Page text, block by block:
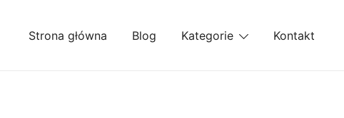
Strona główna Blog Kategorie Kontakt